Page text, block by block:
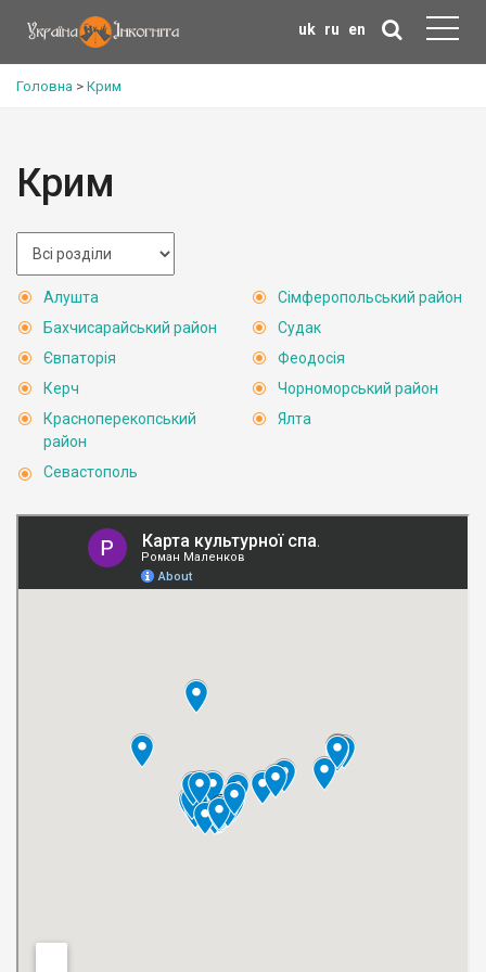
uk ru en
Головна > Крим
Крим
Алушта
Бахчисарайський район
Євпаторія
Керч
Красноперекопський
район
Севастополь
Сімферопольський район
Судак
Феодосія
Чорноморський район
Ялта